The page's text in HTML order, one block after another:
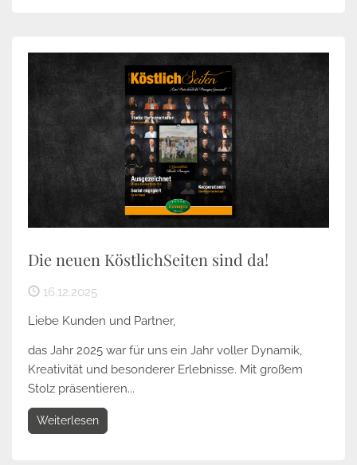
Die neuen KöstlichSeiten sind da!
16.12.2025
Liebe Kunden und Partner,
das Jahr 2025 war für uns ein Jahr voller Dynamik,
Kreativität und besonderer Erlebnisse. Mit großem
Stolz präsentieren...
Weiterlesen